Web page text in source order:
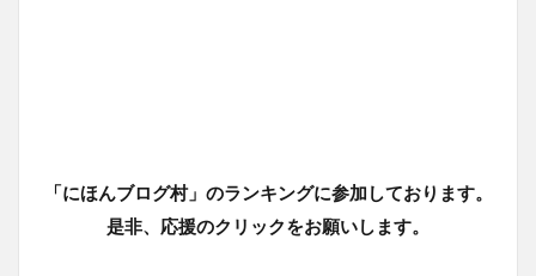
「にほんブログ村」のランキングに参加しております。
是非、応援のクリックをお願いします。